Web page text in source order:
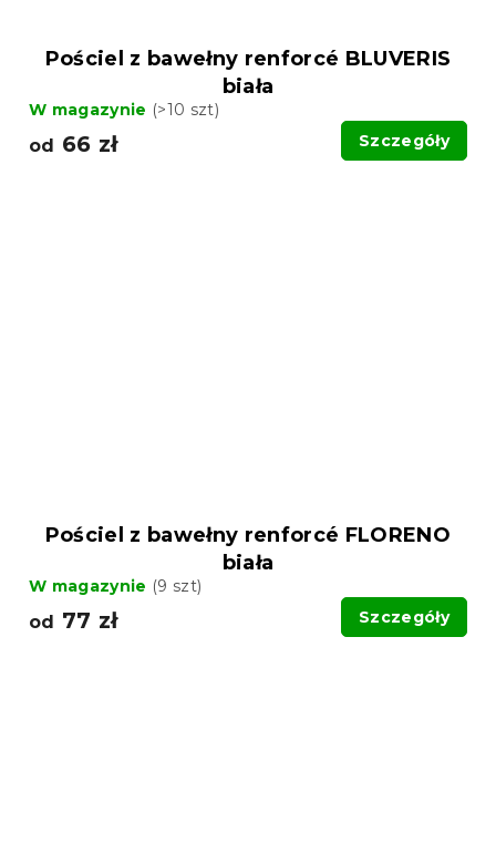
Pościel z bawełny renforcé BLUVERIS
biała
W magazynie (>10 szt)
od 66 zł Szczegóły
Pościel z bawełny renforcé FLORENO
biała
W magazynie (9 szt)
od 77 zł Szczegóły